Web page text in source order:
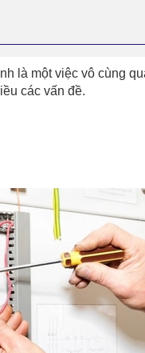
là một việc vô cùng
các vấn đề.